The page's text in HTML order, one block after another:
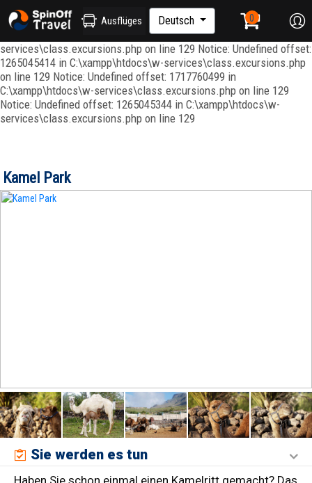
Notice: Undefined index: ordenar in C:\xampp\htdocs\w-
services\repositories\GroupRepository.php on line 415 Notice:
Undefined offset: 1265045344 in C:\xampp\htdocs\w-
services\class.excursions.php on line 129 Notice: Undefined offset:
1265045414 in C:\xampp\htdocs\w-services\class.excursions.php
on line 129 Notice: Undefined offset: 1717760499 in
C:\xampp\htdocs\w-services\class.excursions.php on line 129
Notice: Undefined offset: 1265045344 in C:\xampp\htdocs\w-
services\class.excursions.php on line 129
Ausflüges Deutsch
Kamel Park
Sie werden es tun